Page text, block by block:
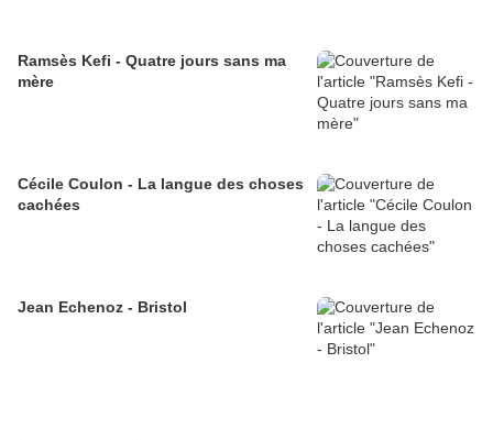
Ramsès Kefi - Quatre jours sans ma
mère
Cécile Coulon - La langue des choses
cachées
Jean Echenoz - Bristol